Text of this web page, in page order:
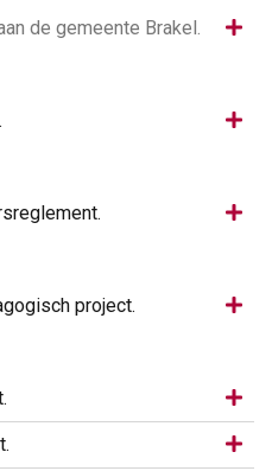
de gemeente Brakel.
project.